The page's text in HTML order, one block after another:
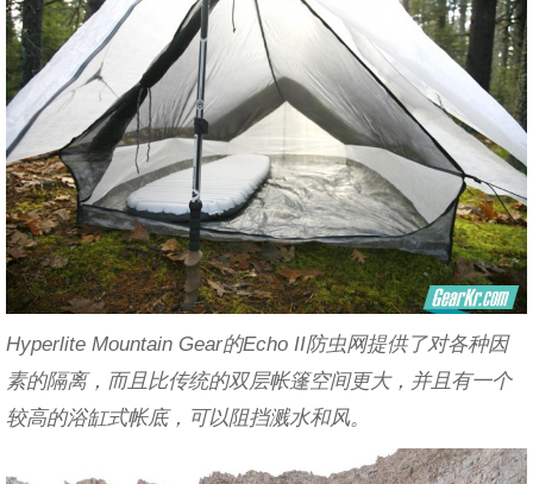
Hyperlite Mountain Gear的Echo II防虫网提供了对各种因
素的隔离，而且比传统的双层帐篷空间更大，并且有一个
较高的浴缸式帐底，可以阻挡溅水和风。